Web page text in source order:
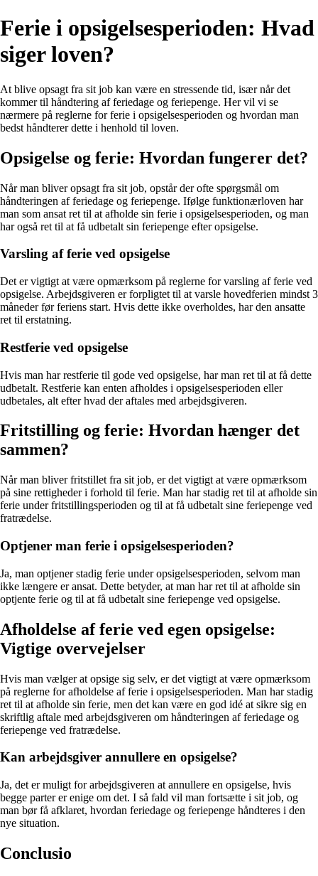
Ferie i opsigelsesperioden: Hvad
siger loven?
At blive opsagt fra sit job kan være en stressende tid, især når det
kommer til håndtering af feriedage og feriepenge. Her vil vi se
nærmere på reglerne for ferie i opsigelsesperioden og hvordan man
bedst håndterer dette i henhold til loven.
Opsigelse og ferie: Hvordan fungerer det?
Når man bliver opsagt fra sit job, opstår der ofte spørgsmål om
håndteringen af feriedage og feriepenge. Ifølge funktionærloven har
man som ansat ret til at afholde sin ferie i opsigelsesperioden, og man
har også ret til at få udbetalt sin feriepenge efter opsigelse.
Varsling af ferie ved opsigelse
Det er vigtigt at være opmærksom på reglerne for varsling af ferie ved
opsigelse. Arbejdsgiveren er forpligtet til at varsle hovedferien mindst 3
måneder før feriens start. Hvis dette ikke overholdes, har den ansatte
ret til erstatning.
Restferie ved opsigelse
Hvis man har restferie til gode ved opsigelse, har man ret til at få dette
udbetalt. Restferie kan enten afholdes i opsigelsesperioden eller
udbetales, alt efter hvad der aftales med arbejdsgiveren.
Fritstilling og ferie: Hvordan hænger det
sammen?
Når man bliver fritstillet fra sit job, er det vigtigt at være opmærksom
på sine rettigheder i forhold til ferie. Man har stadig ret til at afholde sin
ferie under fritstillingsperioden og til at få udbetalt sine feriepenge ved
fratrædelse.
Optjener man ferie i opsigelsesperioden?
Ja, man optjener stadig ferie under opsigelsesperioden, selvom man
ikke længere er ansat. Dette betyder, at man har ret til at afholde sin
optjente ferie og til at få udbetalt sine feriepenge ved opsigelse.
Afholdelse af ferie ved egen opsigelse:
Vigtige overvejelser
Hvis man vælger at opsige sig selv, er det vigtigt at være opmærksom
på reglerne for afholdelse af ferie i opsigelsesperioden. Man har stadig
ret til at afholde sin ferie, men det kan være en god idé at sikre sig en
skriftlig aftale med arbejdsgiveren om håndteringen af feriedage og
feriepenge ved fratrædelse.
Kan arbejdsgiver annullere en opsigelse?
Ja, det er muligt for arbejdsgiveren at annullere en opsigelse, hvis
begge parter er enige om det. I så fald vil man fortsætte i sit job, og
man bør få afklaret, hvordan feriedage og feriepenge håndteres i den
nye situation.
Conclusio